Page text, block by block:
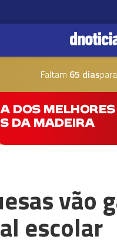
Faltam 65 dias
vão
escolar